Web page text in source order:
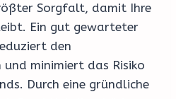
Sorgfalt, damit Ihre
Ein gut gewarteter
den
minimiert das Risiko
Durch eine gründliche